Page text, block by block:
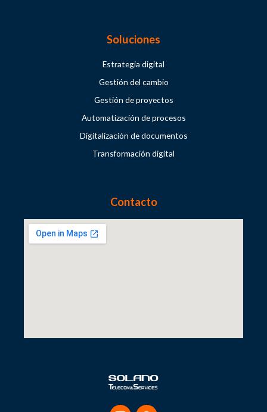
Soluciones
Estrategia digital
Gestión del cambio
Gestión de proyectos
Automatización de procesos
Digitalización de documentos
Transformación digital
Contacto